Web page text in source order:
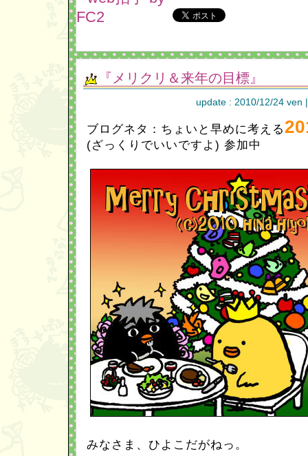
『メリクリ＆来年の目標』
update : 2010/12/24 ven
ブログネタ：ちょいと早めに考える
(ざっくりでいいですよ) 参加中
みなさま、ひよこだがねっ。